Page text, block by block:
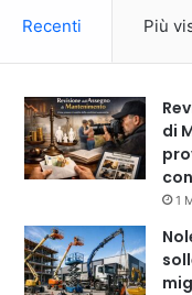
Recenti Più
di
1